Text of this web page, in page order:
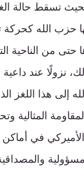
بحيث تسقط
حزب الله
حتى من الناحية
عند داعية
هذا اللغز
المثالية
في
والمصداقية